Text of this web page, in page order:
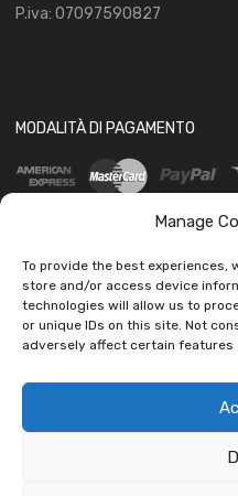
Manage
To provide the best experiences,
store and/or access device
technologies will allow us to
or unique IDs on this site. Not
adversely affect certain features
P.iva: 07097590827
MODALITÀ DI PAGAMENTO
SOCIAL
Ledautoshop